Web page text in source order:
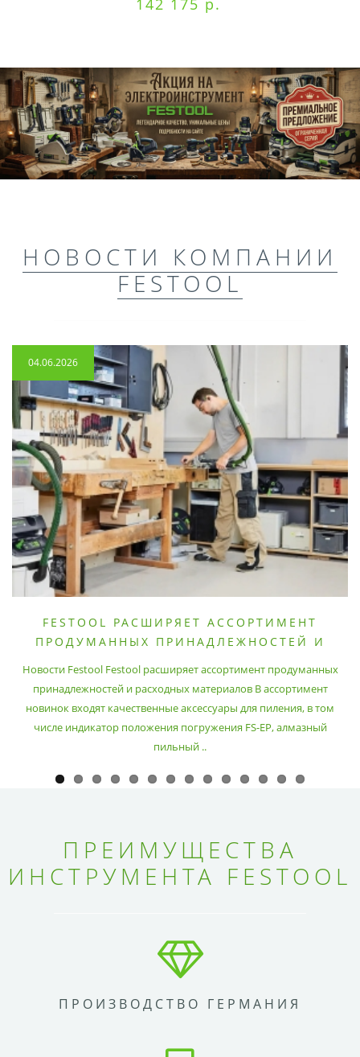
142 175 р.
НОВОСТИ КОМПАНИИ
FESTOOL
04.06.2026
FESTOOL РАСШИРЯЕТ АССОРТИМЕНТ
ПРОДУМАННЫХ ПРИНАДЛЕЖНОСТЕЙ И
Новости Festool Festool расширяет ассортимент продуманных
принадлежностей и расходных материалов В ассортимент
новинок входят качественные аксессуары для пиления, в том
числе индикатор положения погружения FS-EP, алмазный
пильный ..
ПРЕИМУЩЕСТВА
ИНСТРУМЕНТА FESTOOL
ПРОИЗВОДСТВО ГЕРМАНИЯ